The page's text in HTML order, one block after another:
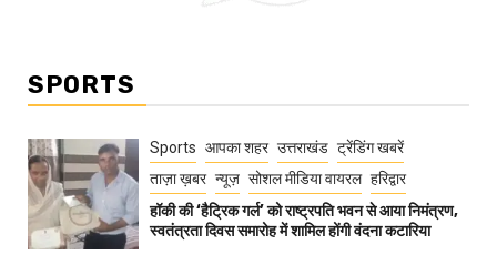
SPORTS
Sports आपका शहर उत्तराखंड ट्रेंडिंग खबरें
ताज़ा ख़बर न्यूज़ सोशल मीडिया वायरल हरिद्वार
हॉकी की ‘हैट्रिक गर्ल’ को राष्ट्रपति भवन से आया निमंत्रण,
स्वतंत्रता दिवस समारोह में शामिल होंगी वंदना कटारिया